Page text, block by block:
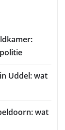
Uddel: wat
wat